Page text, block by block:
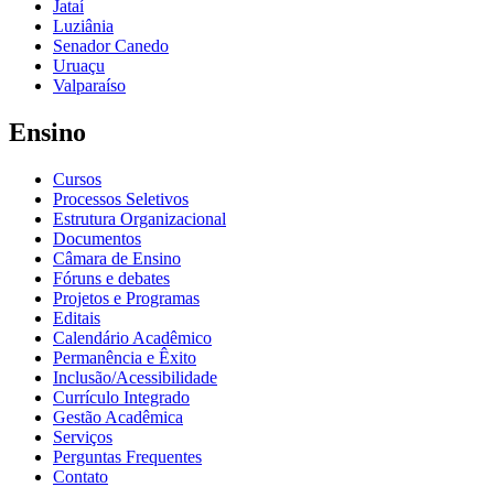
Jataí
Luziânia
Senador Canedo
Uruaçu
Valparaíso
Ensino
Cursos
Processos Seletivos
Estrutura Organizacional
Documentos
Câmara de Ensino
Fóruns e debates
Projetos e Programas
Editais
Calendário Acadêmico
Permanência e Êxito
Inclusão/Acessibilidade
Currículo Integrado
Gestão Acadêmica
Serviços
Perguntas Frequentes
Contato